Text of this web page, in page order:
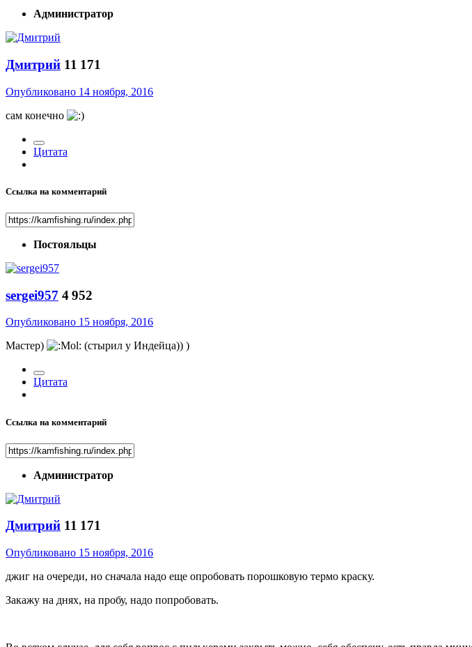
Администратор
Дмитрий 11 171
Опубликовано 14 ноября, 2016
сам конечно
Цитата
Ссылка на комментарий
Постояльцы
sergei957 4 952
Опубликовано 15 ноября, 2016
Мастер)
(стырил у Индейца)) )
Цитата
Ссылка на комментарий
Администратор
Дмитрий 11 171
Опубликовано 15 ноября, 2016
джиг на очереди, но сначала надо еще опробовать порошковую термо краску.
Закажу на днях, на пробу, надо попробовать.